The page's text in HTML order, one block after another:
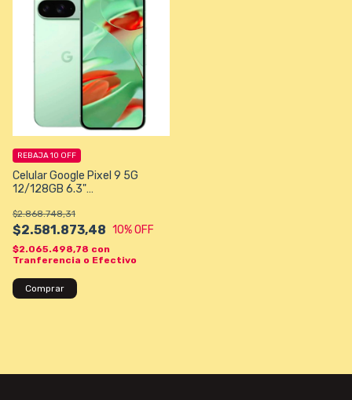
Celular Google Pixel 9 5G
12/128GB 6.3"
Winter
$2.581.873,48
$2.868.748,31
10% OFF
REBAJA 10 OFF
$2.065.498,78 con
Tranferencia o Efectivo
Comprar